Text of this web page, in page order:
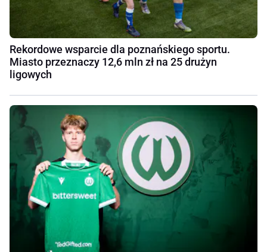
Rekordowe wsparcie dla poznańskiego sportu.
Miasto przeznaczy 12,6 mln zł na 25 drużyn
ligowych